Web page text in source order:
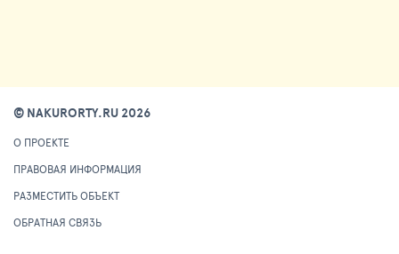
© NAKURORTY.RU 2026
О ПРОЕКТЕ
ПРАВОВАЯ ИНФОРМАЦИЯ
РАЗМЕСТИТЬ ОБЪЕКТ
ОБРАТНАЯ СВЯЗЬ